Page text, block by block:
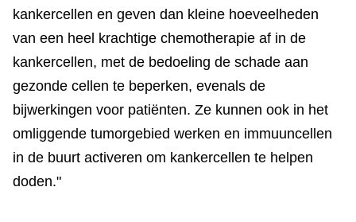
kankercellen en geven dan kleine hoeveelheden
van een heel krachtige chemotherapie af in de
kankercellen, met de bedoeling de schade aan
gezonde cellen te beperken, evenals de
bijwerkingen voor patiënten. Ze kunnen ook in het
omliggende tumorgebied werken en immuuncellen
in de buurt activeren om kankercellen te helpen
doden."